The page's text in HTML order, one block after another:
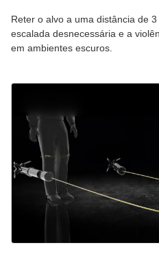
Reter o alvo a uma distância de
escalada desnecessária e a
em ambientes escuros.